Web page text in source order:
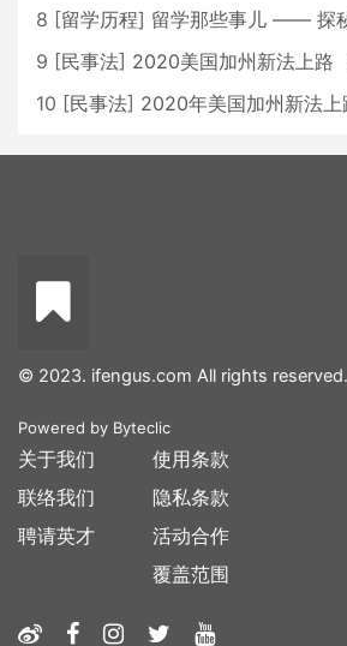
8 [留学历程] 留学那些事儿 —— 探秘加州理工
9 [民事法] 2020美国加州新法上路
10 [民事法] 2020年美国加州新法上
© 2023. ifengus.com All rights reserved.
Powered by Byteclic
关于我们
联络我们
聘请英才
使用条款
隐私条款
活动合作
覆盖范围